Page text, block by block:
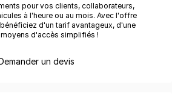
pour vos clients, collaborateurs,
à l'heure ou au mois. Avec l'offre
d'un tarif avantageux, d'une
d'accès simplifiés !
un devis